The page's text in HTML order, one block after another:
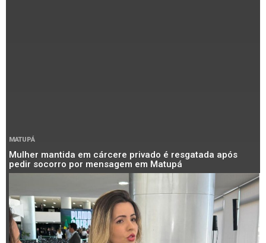
MATUPÁ
Mulher mantida em cárcere privado é resgatada após
pedir socorro por mensagem em Matupá